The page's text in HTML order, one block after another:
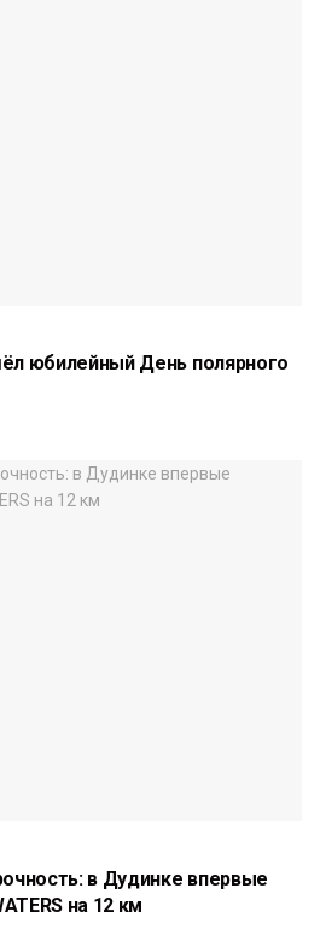
юбилейный День полярного
в Дудинке впервые
на 12 км